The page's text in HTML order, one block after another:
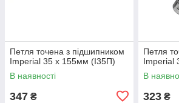
Петля точена з підшипником
Imperial 35 x 155мм (I35П)
В наявності
347 ₴
Петля
Imperial
В
323 ₴